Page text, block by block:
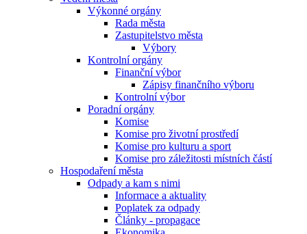
Výkonné orgány
Rada města
Zastupitelstvo města
Výbory
Kontrolní orgány
Finanční výbor
Zápisy finančního výboru
Kontrolní výbor
Poradní orgány
Komise
Komise pro životní prostředí
Komise pro kulturu a sport
Komise pro záležitosti místních částí
Hospodaření města
Odpady a kam s nimi
Informace a aktuality
Poplatek za odpady
Články - propagace